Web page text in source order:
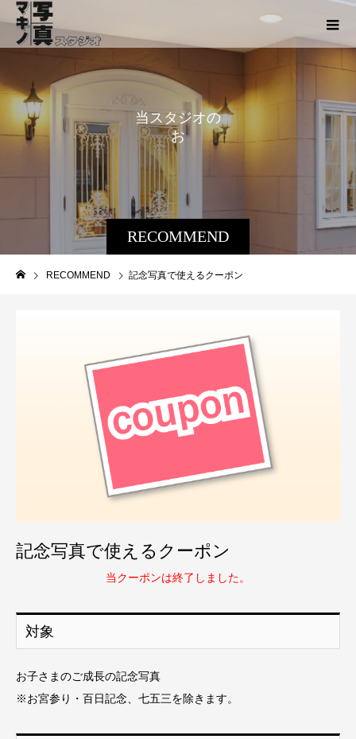
RECOMMEND
当ス タジオの
おすすめ 情
RECOMMEND 記念写真で使えるクーポン
記念写真で使えるクーポン
当クーポンは終了しました。
対象
お子さまのご成長の記念写真
※お宮参り・百日記念、七五三を除きます。